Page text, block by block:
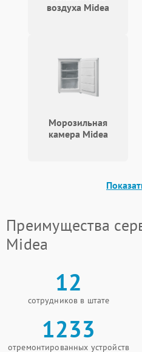
воздуха Midea
Морозильная
камера Midea
Преимущества
Midea
12
сотрудников в штате
1233
отремонтированных устройств